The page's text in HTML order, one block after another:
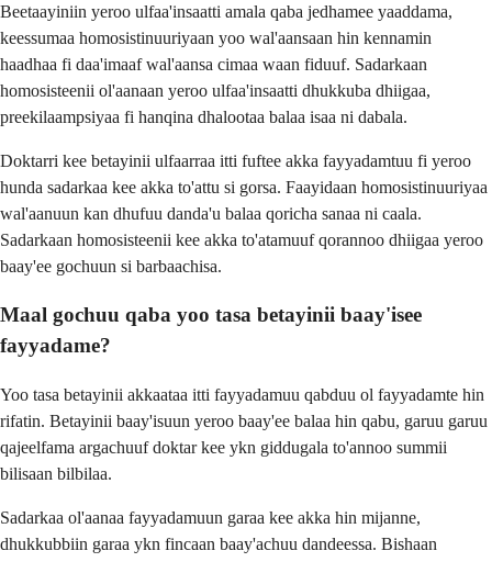
Beetaayiniin yeroo ulfaa'insaatti amala qaba jedhamee yaaddama,
keessumaa homosistinuuriyaan yoo wal'aansaan hin kennamin
haadhaa fi daa'imaaf wal'aansa cimaa waan fiduuf. Sadarkaan
homosisteenii ol'aanaan yeroo ulfaa'insaatti dhukkuba dhiigaa,
preekilaampsiyaa fi hanqina dhalootaa balaa isaa ni dabala.
Doktarri kee betayinii ulfaarraa itti fuftee akka fayyadamtuu fi yeroo
hunda sadarkaa kee akka to'attu si gorsa. Faayidaan homosistinuuriyaa
wal'aanuun kan dhufuu danda'u balaa qoricha sanaa ni caala.
Sadarkaan homosisteenii kee akka to'atamuuf qorannoo dhiigaa yeroo
baay'ee gochuun si barbaachisa.
Maal gochuu qaba yoo tasa betayinii baay'isee
fayyadame?
Yoo tasa betayinii akkaataa itti fayyadamuu qabduu ol fayyadamte hin
rifatin. Betayinii baay'isuun yeroo baay'ee balaa hin qabu, garuu garuu
qajeelfama argachuuf doktar kee ykn giddugala to'annoo summii
bilisaan bilbilaa.
Sadarkaa ol'aanaa fayyadamuun garaa kee akka hin mijanne,
dhukkubbiin garaa ykn fincaan baay'achuu dandeessa. Bishaan